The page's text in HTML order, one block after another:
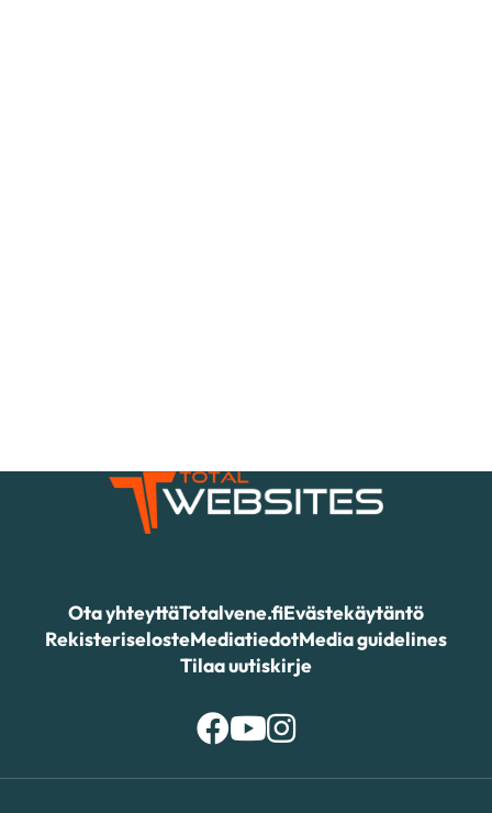
Ota yhteyttäTotalvene.fiEvästekäytäntö
RekisteriselosteMediatiedotMedia guidelines
Tilaa uutiskirje